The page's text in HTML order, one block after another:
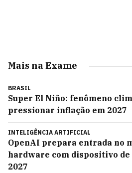
Mais na Exame
BRASIL
Super El Niño: fenômeno
pressionar inflação em 2027
INTELIGÊNCIA ARTIFICIAL
OpenAI prepara entrada no
hardware com dispositivo
2027